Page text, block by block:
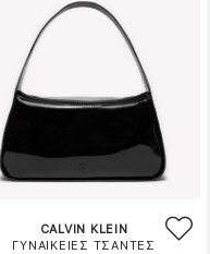
CALVIN KLEIN
ΓΥΝΑΙΚΕΙΕΣ ΤΣΑΝΤΕΣ